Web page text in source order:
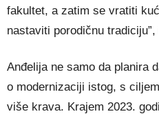
fakultet, a zatim se vratiti
nastaviti porodičnu
Anđelija ne samo da planira
o modernizaciji istog, s
više krava. Krajem 2023.